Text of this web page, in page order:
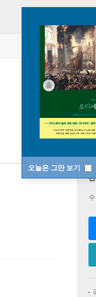
오늘은 그만 보기